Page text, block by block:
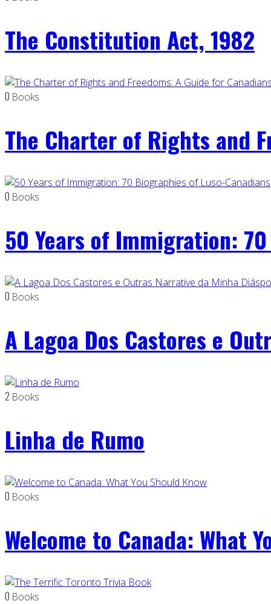
The Constitution Act, 1982
0 Books
The Charter of Rights and
0 Books
50 Years of Immigration:
0 Books
A Lagoa Dos Castores e
2 Books
Linha de Rumo
0 Books
Welcome to Canada: What
0 Books